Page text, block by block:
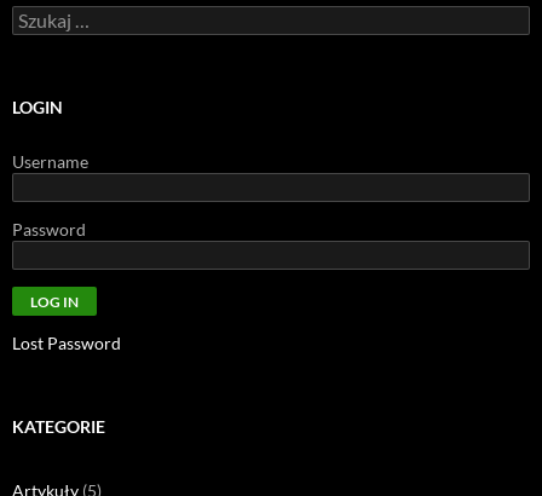
Szukaj:
LOGIN
Username
Password
Lost Password
KATEGORIE
Artykuły (5)